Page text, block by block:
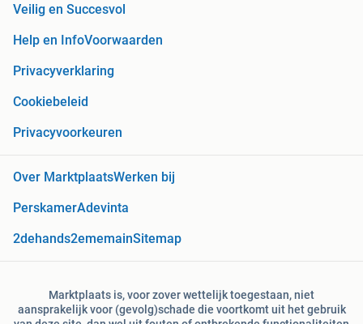
Veilig en Succesvol
Help en InfoVoorwaarden
Privacyverklaring
Cookiebeleid
Privacyvoorkeuren
Over MarktplaatsWerken bij
PerskamerAdevinta
2dehands2ememainSitemap
Marktplaats is, voor zover wettelijk toegestaan, niet
aansprakelijk voor (gevolg)schade die voortkomt uit het gebruik